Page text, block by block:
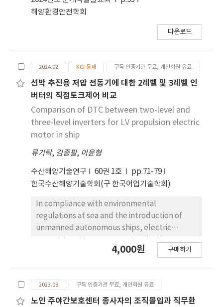
해양환경안전학회
다운로드
2024.02 KCI 등재 구독 인증기관 무료, 개인회원 유료
선박 추진용 저압 전동기에 대한 2레벨 및 3레벨 인
버터의 직접토크제어 비교
Comparison of DTC between two-level and
three-level inverters for LV propulsion electric
motor in ship
류기탁, 김종필, 이윤형
수산해양기술연구 60권 1호
pp.71-79
한국수산해양기술학회(구 한국어업기술학회)
In compliance with environmental
regulations at sea and the introduction of
unmanned autonomous ships, electric
attention. Induction machines used as
is very complicated and difficult. One of the
most commonly used techniques for speed
4,000원 구매하기
2023.08 구독 인증기관 무료, 개인회원 유료
노인 주야간보호센터 종사자의 조직몰입과 직무환